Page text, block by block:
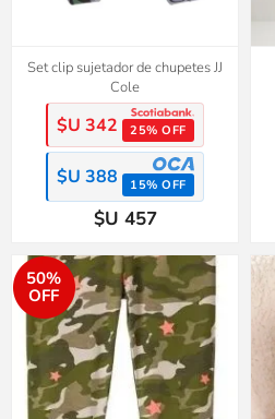
Set clip sujetador de chupetes JJ
Cole
$U 342 25% OFF
$U 388 15% OFF
$U 457
50%
OFF